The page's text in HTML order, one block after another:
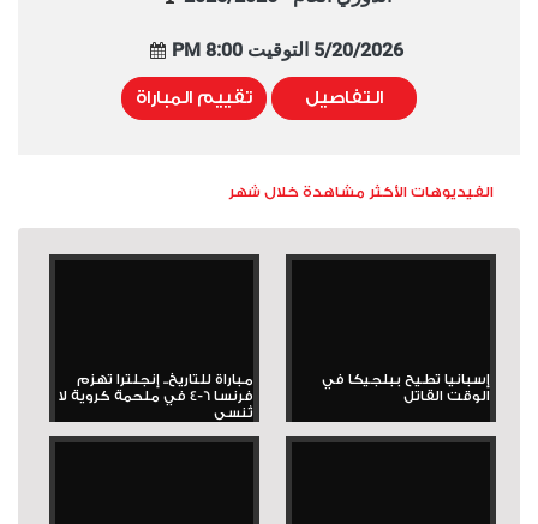
5/20/2026 التوقيت 8:00 PM
التفاصيل تقييم المباراة
الفيديوهات الأكثر مشاهدة خلال شهر
إسبانيا تطيح ببلجيكا في
الوقت القاتل
مباراة للتاريخ.. إنجلترا تهزم
فرنسا 6-4 في ملحمة كروية لا
تُنسى